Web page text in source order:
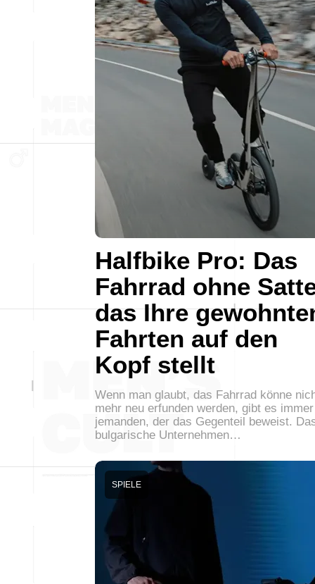
Halfbike Pro: Das
Fahrrad ohne
das Ihre
Fahrten auf den
Kopf stellt
Wenn man glaubt, das Fahrrad könne
mehr neu erfunden werden, gibt es immer
jemanden, der das Gegenteil beweist.
bulgarische Unternehmen…
SPIELE